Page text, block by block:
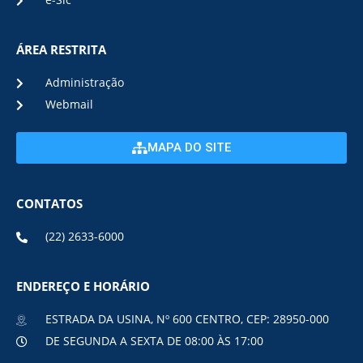
ÁREA RESTRITA
Administração
Webmail
MAPA DO SITE
CONTATOS
(22) 2633-6000
ENDEREÇO E HORÁRIO
ESTRADA DA USINA, Nº 600 CENTRO, CEP: 28950-000
DE SEGUNDA A SEXTA DE 08:00 ÀS 17:00